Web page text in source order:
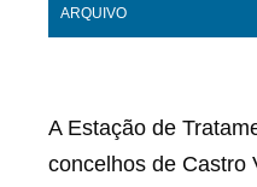
ARQUIVO
A Estação de
concelhos de Castro